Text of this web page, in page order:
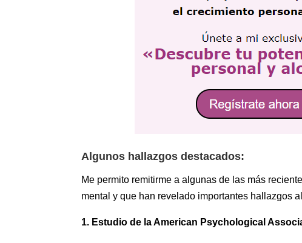
Algunos hallazgos destacados:
Me permito remitirme a algunas de las más
mental y que han revelado importantes hallazgos
1. Estudio de la American Psychological